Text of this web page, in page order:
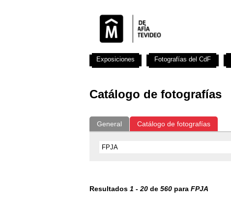
Catálogo de fotografías
General Catálogo de fotografías
Resultados 1 - 20 de 560 para FPJA
Exposiciones Fotografías del CdF